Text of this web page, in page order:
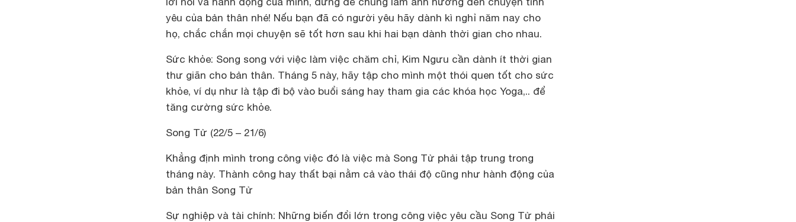
yêu của bản thân nhé! Nếu bạn đã có người yêu hãy dành kì nghỉ năm nay cho
họ, chắc chắn mọi chuyện sẽ tốt hơn sau khi hai bạn dành thời gian cho nhau.
Sức khỏe: Song song với việc làm việc chăm chỉ, Kim Ngưu cần dành ít thời gian
thư giãn cho bản thân. Tháng 5 này, hãy tập cho mình một thói quen tốt cho sức
khỏe, ví dụ như là tập đi bộ vào buổi sáng hay tham gia các khóa học Yoga,.. để
tăng cường sức khỏe.
Song Tử (22/5 – 21/6)
Khẳng định mình trong công việc đó là việc mà Song Tử phải tập trung trong
tháng này. Thành công hay thất bại nằm cả vào thái độ cũng như hành động của
bản thân Song Tử
Sự nghiệp và tài chính: Những biến đổi lớn trong công việc yêu cầu Song Tử phải